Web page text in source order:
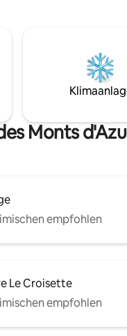
10 Minuten von Polygone
Enthusiasten und
von der Autobahn
Die nächsten Strände
Monts
empfohlen
Le Croisette
empfohlen